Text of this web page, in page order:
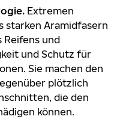
Extremen
starken Aramidfasern
Reifens und
und Schutz für
Sie machen den
plötzlich
die den
können.